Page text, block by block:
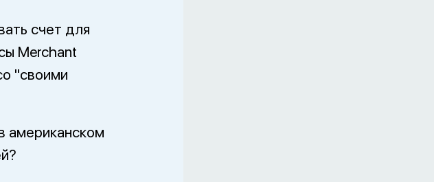
счет для
Merchant
"своими
американском